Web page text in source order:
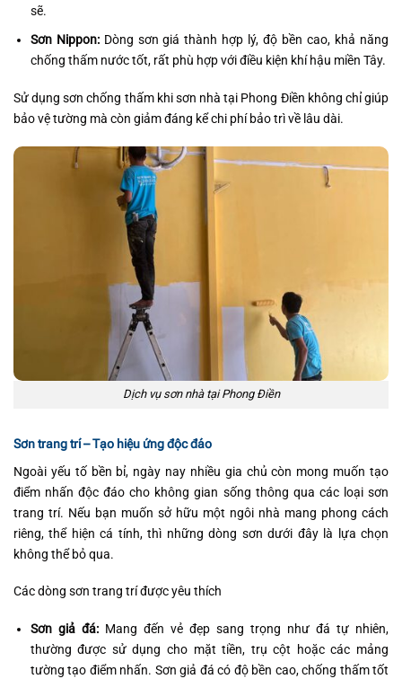
sẽ.
Sơn Nippon:Dòng sơn giá thành hợp lý, độ bền cao, khả năng
chống thấm nước tốt, rất phù hợp với điều kiện khí hậu miền Tây.
Sử dụng sơn chống thấm khi sơn nhà tại Phong Điền không chỉ giúp
bảo vệ tường mà còn giảm đáng kể chi phí bảo trì về lâu dài.
Dịch vụ sơn nhà tại Phong Điền
Sơn trang trí – Tạo hiệu ứng độc đáo
Ngoài yếu tố bền bỉ, ngày nay nhiều gia chủ còn mong muốn tạo
điểm nhấn độc đáo cho không gian sống thông qua các loại sơn
trang trí. Nếu bạn muốn sở hữu một ngôi nhà mang phong cách
riêng, thể hiện cá tính, thì những dòng sơn dưới đây là lựa chọn
không thể bỏ qua.
Các dòng sơn trang trí được yêu thích
Sơn giả đá:Mang đến vẻ đẹp sang trọng như đá tự nhiên,
thường được sử dụng cho mặt tiền, trụ cột hoặc các mảng
tường tạo điểm nhấn. Sơn giả đá có độ bền cao, chống thấm tốt